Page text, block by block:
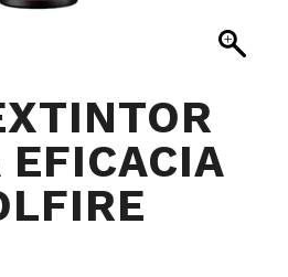
EFICACIA